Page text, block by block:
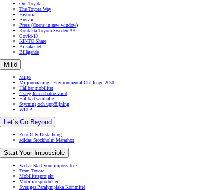
Om Toyota
The Toyota Way
Historia
Ansvar
Press (Opens in new window)
Kontakta Toyota Sweden AB
Covid-19
KINTO Share
Bilsäkerhet
Bilägande
Miljö
Miljö
Miljöutmaning - Environmental Challenge 2050
Hållbar mobilitet
4 steg för en bättre värld
Hållbart samhälle
Styrning och uppföljning
WLTP
Let´s Go Beyond
Zero City Utställning
adidas Stockholm Marathon
Start Your Impossible
Vad är Start your impossible?
Team Toyota
Mobilitetsprojekt
Mobilitetsprodukter
Sveriges Paralympiska Kommitté